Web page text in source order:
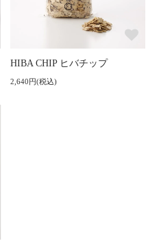
HIBA CHIP ヒバチップ
2,640円(税込)